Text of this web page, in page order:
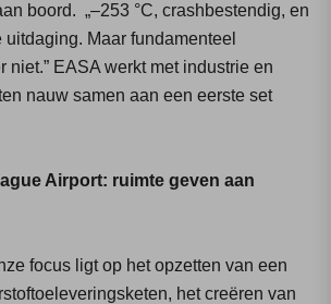
boord. „–253 °C, crashbestendig, en
Maar fundamenteel
niet.” EASA werkt met industrie en
nauw samen aan een eerste set
Airport: ruimte geven aan
focus ligt op het opzetten van een
het creëren van